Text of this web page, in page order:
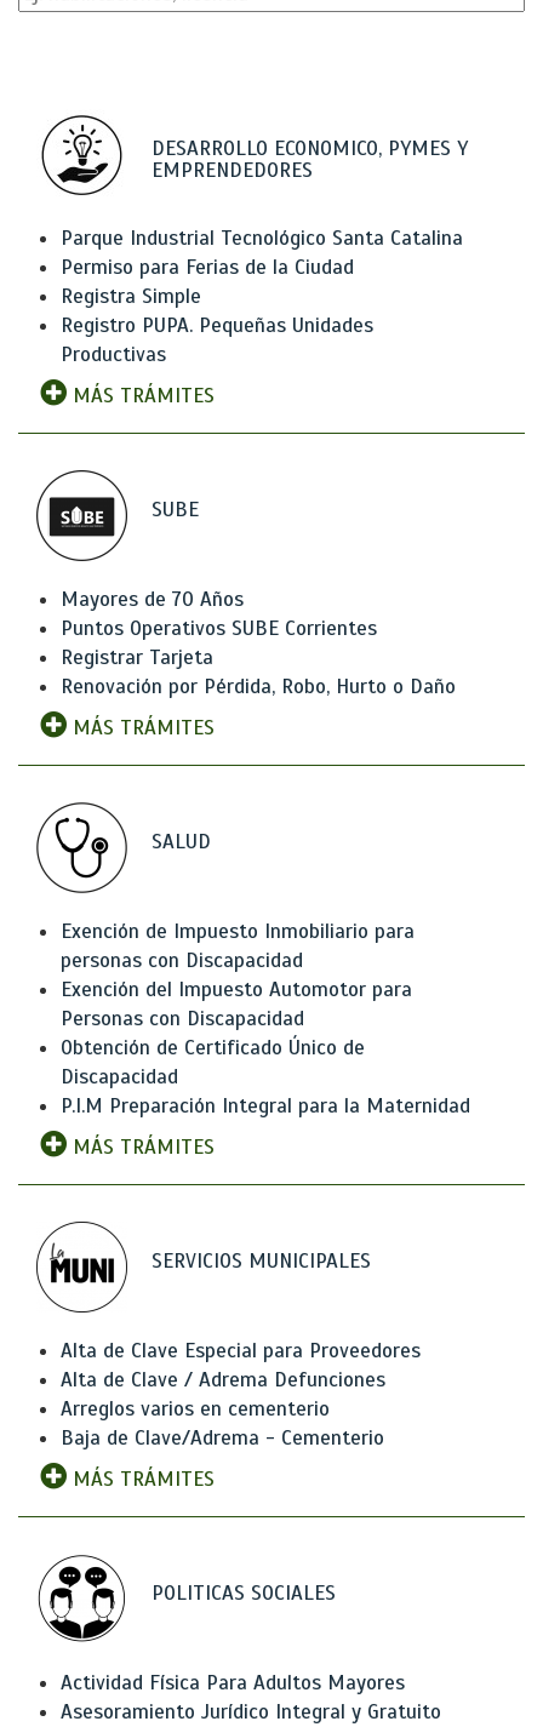
DESARROLLO ECONOMICO, PYMES Y
EMPRENDEDORES
Parque Industrial Tecnológico Santa Catalina
Permiso para Ferias de la Ciudad
Registra Simple
Registro PUPA. Pequeñas Unidades
Productivas
MÁS TRÁMITES
SUBE
Mayores de 70 Años
Puntos Operativos SUBE Corrientes
Registrar Tarjeta
Renovación por Pérdida, Robo, Hurto o Daño
MÁS TRÁMITES
SALUD
Exención de Impuesto Inmobiliario para
personas con Discapacidad
Exención del Impuesto Automotor para
Personas con Discapacidad
Obtención de Certificado Único de
Discapacidad
P.I.M Preparación Integral para la Maternidad
MÁS TRÁMITES
SERVICIOS MUNICIPALES
Alta de Clave Especial para Proveedores
Alta de Clave / Adrema Defunciones
Arreglos varios en cementerio
Baja de Clave/Adrema - Cementerio
MÁS TRÁMITES
POLITICAS SOCIALES
Actividad Física Para Adultos Mayores
Asesoramiento Jurídico Integral y Gratuito